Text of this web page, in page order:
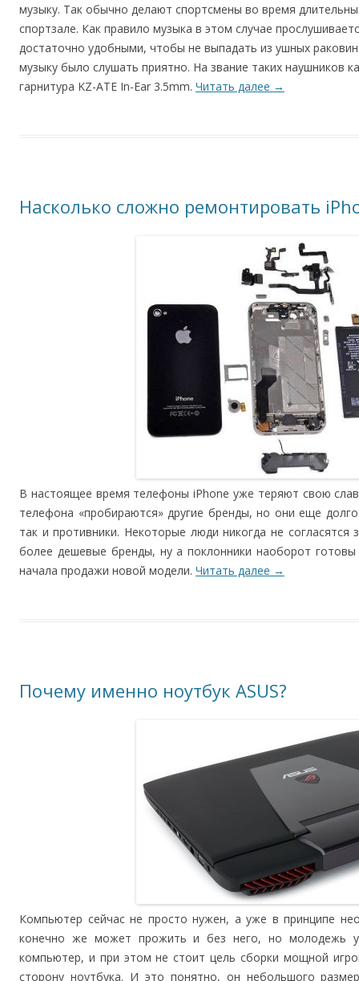
музыку. Так обычно делают спортсмены во время
спортзале. Как правило музыка в этом случае
достаточно удобными, чтобы не выпадать из ушных
музыку было слушать приятно. На звание таких наушников
гарнитура KZ-ATE In-Ear 3.5mm. Читать далее →
Насколько сложно ремонтировать
В настоящее время телефоны iPhone уже теряют свою
телефона «пробираются» другие бренды, но они еще
так и противники. Некоторые люди никогда не согласятся
более дешевые бренды, ну а поклонники наоборот
начала продажи новой модели. Читать далее →
Почему именно ноутбук ASUS?
Компьютер сейчас не просто нужен, а уже в принципе
конечно же может прожить и без него, но молодежь
компьютер, и при этом не стоит цель сборки мощной
сторону ноутбука. И это понятно, он небольшого